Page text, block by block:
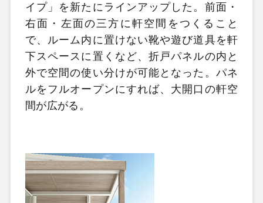
イプ」を新たにラインアップした。前面・
右面・左面の三方に軒空間をつくること
で、ルーム内に置けない靴や遊び道具を軒
下スペースに置くなど、折戸パネルの内と
外で空間の使い分けが可能となった。パネ
ルをフルオープンにすれば、大開口の軒空
間が広がる。